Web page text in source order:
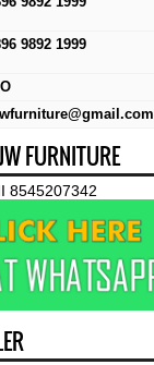
9892 1999
FURNITURE
8545207342